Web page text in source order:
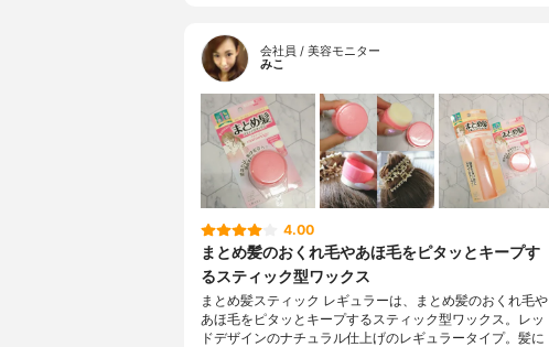
会社員 / 美容モニター
みこ
4.00
まとめ髪のおくれ毛やあほ毛をピタッとキープす
るスティック型ワックス
まとめ髪スティック レギュラーは、まとめ髪のおくれ毛や
あほ毛をピタッとキープするスティック型ワックス。レッ
ドデザインのナチュラル仕上げのレギュラータイプ。髪に